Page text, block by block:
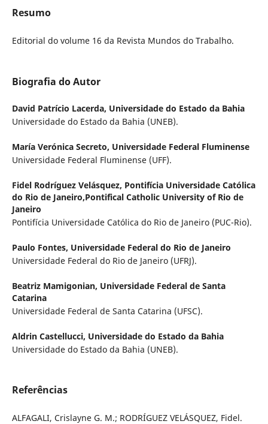
Resumo
Editorial do volume 16 da Revista Mundos do Trabalho.
Biografia do Autor
David Patrício Lacerda, Universidade do Estado da Bahia
Universidade do Estado da Bahia (UNEB).
María Verónica Secreto, Universidade Federal Fluminense
Universidade Federal Fluminense (UFF).
Fidel Rodríguez Velásquez, Pontifícia Universidade Católica
do Rio de Janeiro,Pontifical Catholic University of Rio de
Janeiro
Pontifícia Universidade Católica do Rio de Janeiro (PUC-Rio).
Paulo Fontes, Universidade Federal do Rio de Janeiro
Universidade Federal do Rio de Janeiro (UFRJ).
Beatriz Mamigonian, Universidade Federal de Santa
Catarina
Universidade Federal de Santa Catarina (UFSC).
Aldrin Castellucci, Universidade do Estado da Bahia
Universidade do Estado da Bahia (UNEB).
Referências
ALFAGALI, Crislayne G. M.; RODRÍGUEZ VELÁSQUEZ, Fidel.